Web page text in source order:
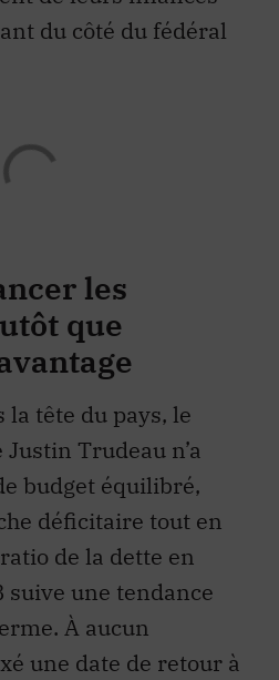
du côté du fédéral
les
que
la tête du pays, le
Trudeau n’a
budget équilibré,
déficitaire tout en
de la dette en
une tendance
À aucun
une date de retour à